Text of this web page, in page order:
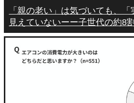
「親の老い」は気づいても、
見えていないーー子世代の約8